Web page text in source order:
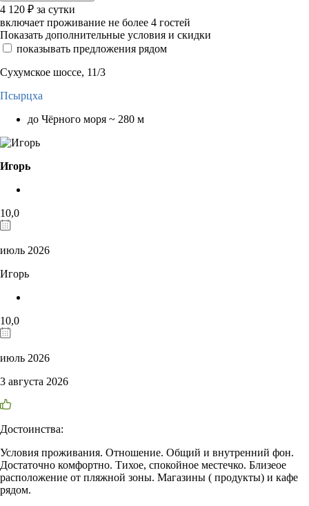
4 120 ₽ за сутки
включает проживание не более 4 гостей
Показать дополнительные условия и скидки
показывать предложения рядом
Сухумское шоссе, 11/3
Псырцха
до Чёрного моря ~ 280 м
Игорь
10,0
июль 2026
Игорь
10,0
июль 2026
3 августа 2026
Достоинства:
Условия проживания. Отношение. Общий и внутренний фон.
Достаточно комфортно. Тихое, спокойное местечко. Близеое
расположение от пляжной зоны. Магазины ( продукты) и кафе
рядом.